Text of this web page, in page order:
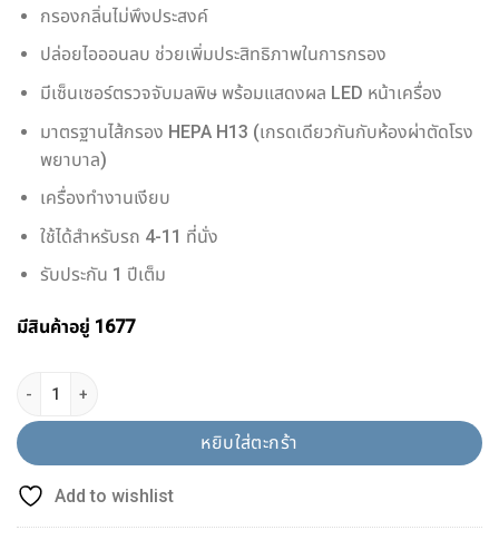
กรองกลิ่นไม่พึงประสงค์
ปล่อยไอออนลบ ช่วยเพิ่มประสิทธิภาพในการกรอง
มีเซ็นเซอร์ตรวจจับมลพิษ พร้อมแสดงผล LED หน้าเครื่อง
มาตรฐานไส้กรอง HEPA H13 (เกรดเดียวกันกับห้องผ่าตัดโรง
พยาบาล)
เครื่องทำงานเงียบ
ใช้ได้สำหรับรถ 4-11 ที่นั่ง
รับประกัน 1 ปีเต็ม
มีสินค้าอยู่ 1677
จำนวน เครื่องฟอกอากาศในรถยนต์ CONOCO C6 PRO ชิ้น
หยิบใส่ตะกร้า
Add to wishlist